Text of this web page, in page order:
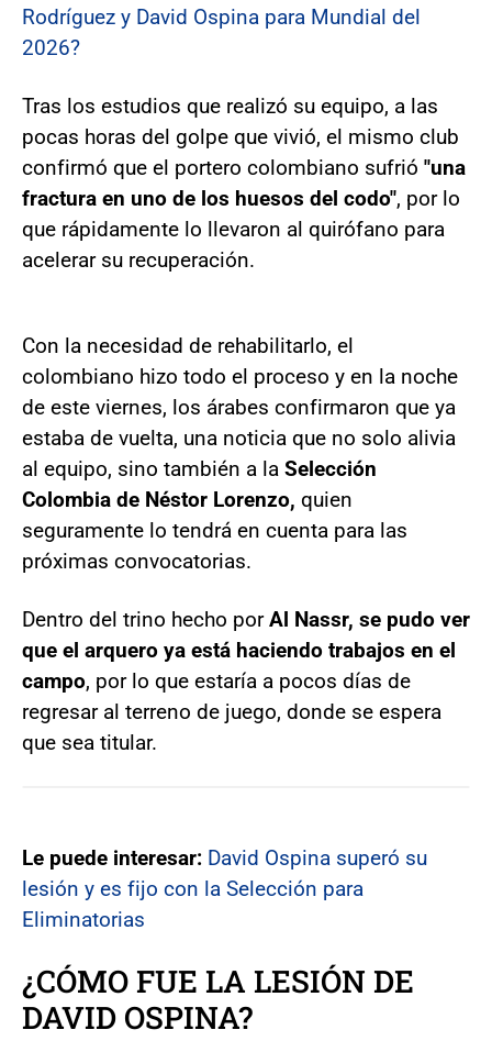
Rodríguez y David Ospina para Mundial del
2026?
Tras los estudios que realizó su equipo, a las
pocas horas del golpe que vivió, el mismo club
confirmó que el portero colombiano sufrió "una
fractura en uno de los huesos del codo", por lo
que rápidamente lo llevaron al quirófano para
acelerar su recuperación.
Con la necesidad de rehabilitarlo, el
colombiano hizo todo el proceso y en la noche
de este viernes, los árabes confirmaron que ya
estaba de vuelta, una noticia que no solo alivia
al equipo, sino también a la Selección
Colombia de Néstor Lorenzo, quien
seguramente lo tendrá en cuenta para las
próximas convocatorias.
Dentro del trino hecho porAl Nassr, se pudo ver
que el arquero ya está haciendo trabajos en el
campo, por lo que estaría a pocos días de
regresar al terreno de juego, donde se espera
que sea titular.
Le puede interesar: David Ospina superó su
lesión y es fijo con la Selección para
Eliminatorias
¿CÓMO FUE LA LESIÓN DE
DAVID OSPINA?